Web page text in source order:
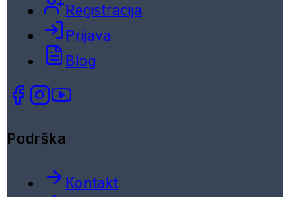
Registracija
Prijava
Blog
Podrška
Kontakt